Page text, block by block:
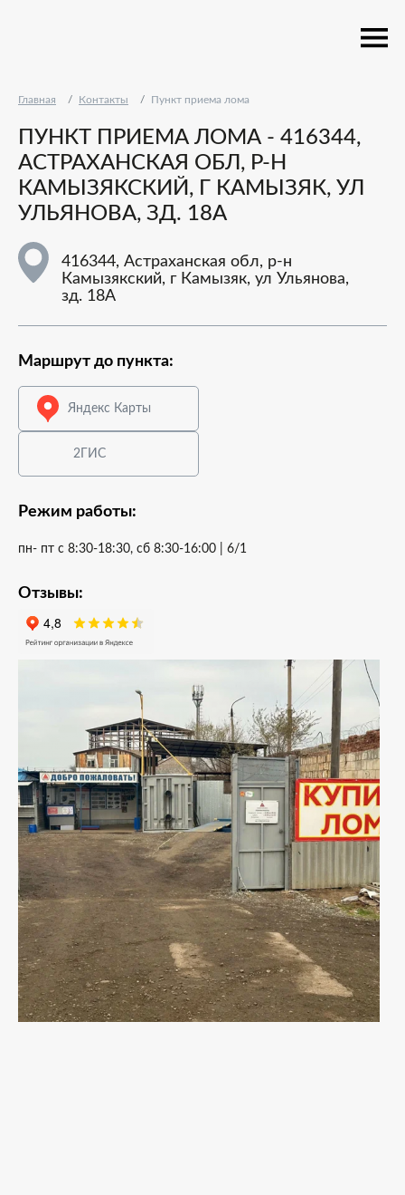
Главная Контакты Пункт приема лома
ПУНКТ ПРИЕМА ЛОМА - 416344,
АСТРАХАНСКАЯ ОБЛ, Р-Н
КАМЫЗЯКСКИЙ, Г КАМЫЗЯК, УЛ
УЛЬЯНОВА, ЗД. 18А
416344, Астраханская обл, р-н
Камызякский, г Камызяк, ул Ульянова,
зд. 18А
Маршрут до пункта:
Яндекс Карты
2ГИС
Режим работы:
пн- пт с 8:30-18:30, сб 8:30-16:00 | 6/1
Отзывы: